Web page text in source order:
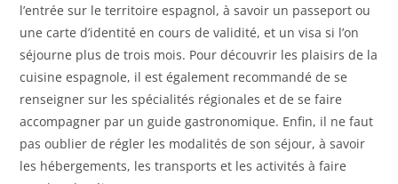
l’entrée sur le territoire espagnol, à savoir un passeport ou
une carte d’identité en cours de validité, et un visa si l’on
séjourne plus de trois mois. Pour découvrir les plaisirs de la
cuisine espagnole, il est également recommandé de se
renseigner sur les spécialités régionales et de se faire
accompagner par un guide gastronomique. Enfin, il ne faut
pas oublier de régler les modalités de son séjour, à savoir
les hébergements, les transports et les activités à faire